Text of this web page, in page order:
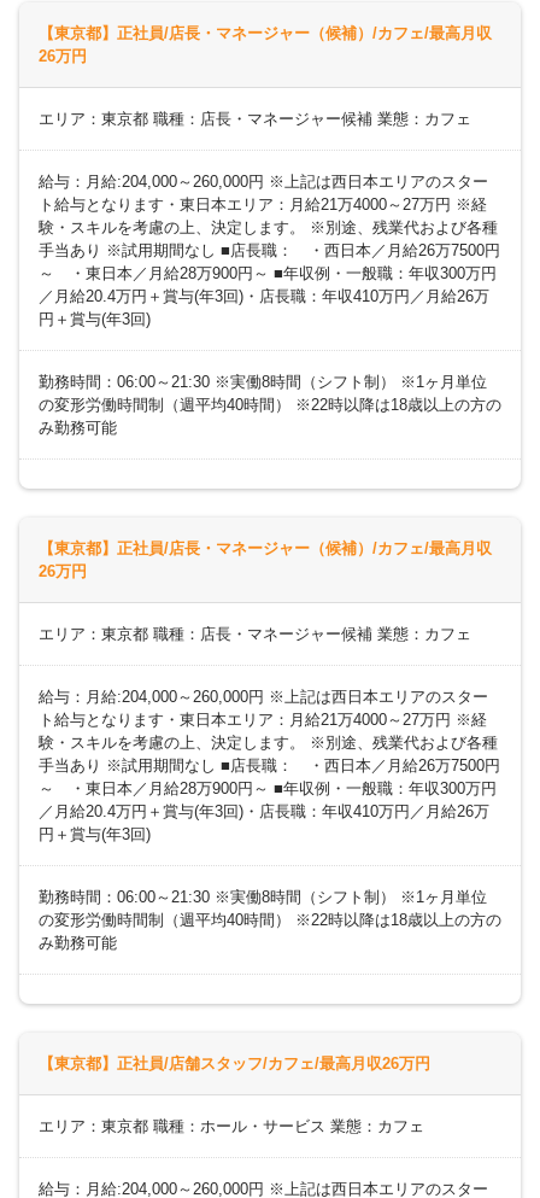
【東京都】正社員/店長・マネージャー（候補）/カフェ/最高月収
26万円
エリア：東京都 職種：店長・マネージャー候補 業態：カフェ
給与：月給:204,000～260,000円 ※上記は西日本エリアのスター
ト給与となります・東日本エリア：月給21万4000～27万円 ※経
験・スキルを考慮の上、決定します。 ※別途、残業代および各種
手当あり ※試用期間なし ■店長職： ・西日本／月給26万7500円
～ ・東日本／月給28万900円～ ■年収例・一般職：年収300万円
／月給20.4万円＋賞与(年3回)・店長職：年収410万円／月給26万
円＋賞与(年3回)
勤務時間：06:00～21:30 ※実働8時間（シフト制） ※1ヶ月単位
の変形労働時間制（週平均40時間） ※22時以降は18歳以上の方の
み勤務可能
【東京都】正社員/店長・マネージャー（候補）/カフェ/最高月収
26万円
エリア：東京都 職種：店長・マネージャー候補 業態：カフェ
給与：月給:204,000～260,000円 ※上記は西日本エリアのスター
ト給与となります・東日本エリア：月給21万4000～27万円 ※経
験・スキルを考慮の上、決定します。 ※別途、残業代および各種
手当あり ※試用期間なし ■店長職： ・西日本／月給26万7500円
～ ・東日本／月給28万900円～ ■年収例・一般職：年収300万円
／月給20.4万円＋賞与(年3回)・店長職：年収410万円／月給26万
円＋賞与(年3回)
勤務時間：06:00～21:30 ※実働8時間（シフト制） ※1ヶ月単位
の変形労働時間制（週平均40時間） ※22時以降は18歳以上の方の
み勤務可能
【東京都】正社員/店舗スタッフ/カフェ/最高月収26万円
エリア：東京都 職種：ホール・サービス 業態：カフェ
給与：月給:204,000～260,000円 ※上記は西日本エリアのスター